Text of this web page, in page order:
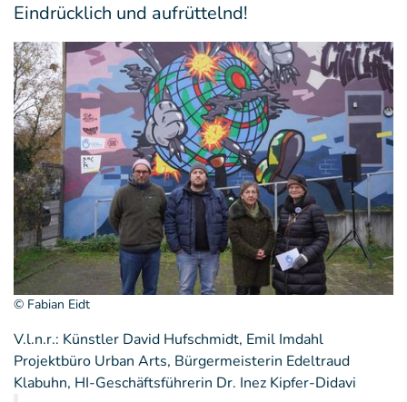
Eindrücklich und aufrüttelnd!
© Fabian Eidt
V.l.n.r.: Künstler David Hufschmidt, Emil Imdahl
Projektbüro Urban Arts, Bürgermeisterin Edeltraud
Klabuhn, HI-Geschäftsführerin Dr. Inez Kipfer-Didavi